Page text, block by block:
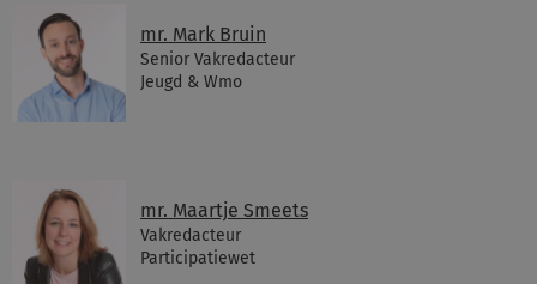
mr. Mark Bruin
Senior Vakredacteur
Jeugd & Wmo
mr. Maartje Smeets
Vakredacteur
Participatiewet